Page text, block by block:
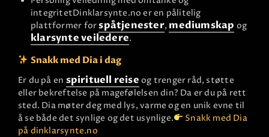
integritetDinklarsynte.no er en pålitelig
plattformer forspåtjenester, mediumskap og
klarsynte veiledere.
Snakk med Dia i dag
Er du på en spirituell reise og trenger råd, støtte
eller bekreftelse på magefølelsen din? Da er du på rett
sted. Dia møter deg med lys, varme og en unik evne til
å se både det synlige og det usynlige.
Snakk med Dia
på dinklarsynte.no